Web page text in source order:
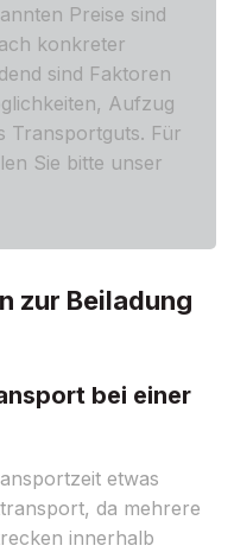
Preise sind
konkreter
sind Faktoren
Aufzug
Transportguts. Für
Sie bitte unser
zur Beiladung
bei einer
etwas
da mehrere
innerhalb